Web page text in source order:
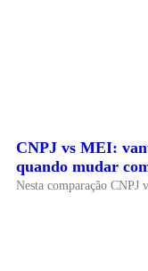
CNPJ vs MEI:
quando mudar
Nesta comparação CNPJ